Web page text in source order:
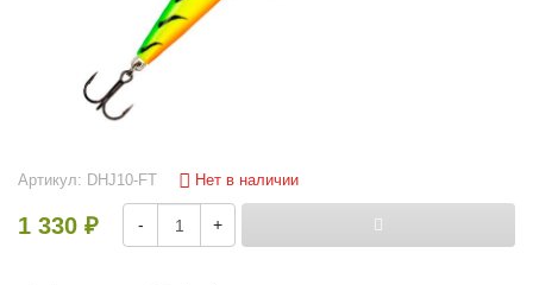
Артикул: DHJ10-FT Нет в наличии
1 330 ₽ - +